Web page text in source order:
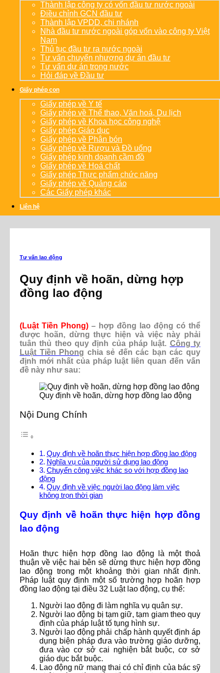
Thành lập công ty có vốn đầu tư nước ngoài
Điều chỉnh GCN đầu tư
Thành lập VPDD, chi nhánh
Nhà đầu tư nước ngoài góp vốn vào công ty Việt
Nam
Thủ tục đầu tư ra nước ngoài
Tư vấn chuyển nhượng dự án đầu tư
Tư vấn dự án trong nước
Hỏi đáp về Đầu tư
Giấy phép con
Giấy phép về Y tế
Giấy phép về Thể thao, Văn hoá, Du lịch
Giấy phép về Khoa học công nghệ
Giấy phép Giáo dục
Giấy phép về Phân bón
Giấy phép về Rượu và Đồ uống
Giấy phép kinh doanh cầm đồ
Giấy phép về Hoá chất
Giấy phép Thực phẩm chức năng
Giấy phép về Quảng cáo
Các Giấy phép khác
Liên hệ
Tư vấn lao động
Quy định về hoãn, dừng hợp
đồng lao động
(Luật Tiền Phong) – hợp đồng lao động có thể
được hoãn, dừng thực hiện và việc này phải
tuân thủ theo quy định của pháp luật. Công ty
Luật Tiền Phong chia sẻ đến các bạn các quy
định mới nhất của pháp luật liên quan đến vấn
đề này như sau:
Quy định về hoãn, dừng hợp đồng lao động
Nội Dung Chính
Quy định về hoãn thực hiện hợp đồng lao động
Nghĩa vụ của người sử dụng lao động
Chuyển công việc khác so với hợp đồng lao
động
Quy định về việc người lao động làm việc
không trọn thời gian
Quy định về hoãn thực hiện hợp đồng
lao động
Hoãn thực hiện hợp đồng lao động là một thoả
thuận về việc hai bên sẽ dừng thực hiện hợp đồng
lao động trong một khoảng thời gian nhất định.
Pháp luật quy định một số trường hợp hoãn hợp
đồng lao động tại điều 32 Luật lao động, cụ thể:
Người lao động đi làm nghĩa vụ quân sự.
Người lao động bị tạm giữ, tạm giam theo quy
định của pháp luật tố tụng hình sự.
Người lao động phải chấp hành quyết định áp
dụng biện pháp đưa vào trường giáo dưỡng,
đưa vào cơ sở cai nghiện bắt buộc, cơ sở
giáo dục bắt buộc.
Lao động nữ mang thai có chỉ định của bác sỹ